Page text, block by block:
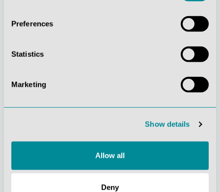
Preferences
Statistics
Marketing
Show details
Allow all
Deny
Verantwortung
Kundenorientierung
Qualität